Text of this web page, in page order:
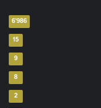
6٬986
15
9
8
2